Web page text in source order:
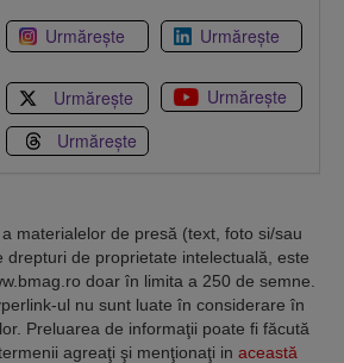
Urmărește Urmărește
Urmărește
Urmărește
Urmărește
materialelor de presă (text, foto si/sau
drepturi de proprietate intelectuală, este
doar în limita a 250 de semne.
ul nu sunt luate în considerare în
Preluarea de informaţii poate fi făcută
agreaţi şi menţionaţi in această